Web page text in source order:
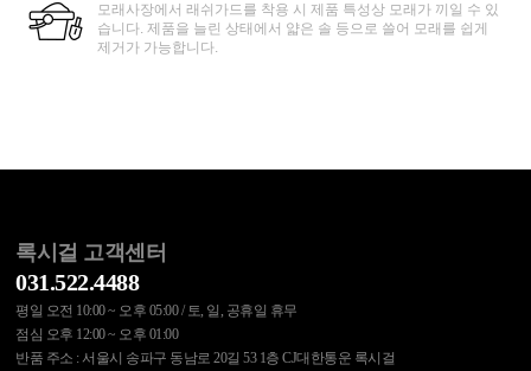
모래사장에서 래쉬가드를 착용 시 제품 특성상 모래가 끼일 수 있
습니다. 제품을 늘린 상태에서 얇은 솔 등으로 쓸어 모래를 쉽게
제거가 가능합니다.
록시걸 고객센터
031.522.4488
평일 오전 10:00 ~ 오후 05:00 / 토, 일, 공휴일 휴무
점심 오후 12:00 ~ 오후 01:00
반품 주소 : 서울시 송파구 동남로 20길 53 1층 CJ대한통운 록시걸